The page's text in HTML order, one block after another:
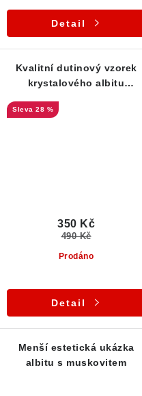
Detail
Kvalitní dutinový vzorek
krystalového albitu
28 %
Prodáno
350 Kč
490 Kč
Detail
Menší estetická ukázka
albitu s muskovitem